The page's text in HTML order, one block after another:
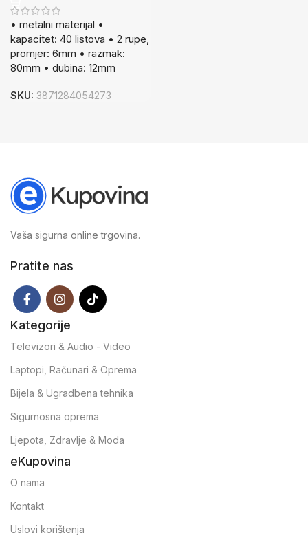
• metalni materijal •
kapacitet: 40 listova • 2 rupe,
promjer: 6mm • razmak:
80mm • dubina: 12mm
SKU: 3871284054273
Vaša sigurna online trgovina.
Pratite nas
Kategorije
Televizori & Audio - Video
Laptopi, Računari & Oprema
Bijela & Ugradbena tehnika
Sigurnosna oprema
Ljepota, Zdravlje & Moda
eKupovina
O nama
Kontakt
Uslovi korištenja